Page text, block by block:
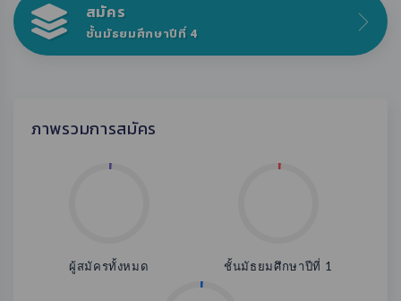
สมัคร
ชั้นมัธยมศึกษาปีที่ 4
ภาพรวมการสมัคร
ผู้สมัครทั้งหมด ชั้นมัธยมศึกษาปีที่ 1